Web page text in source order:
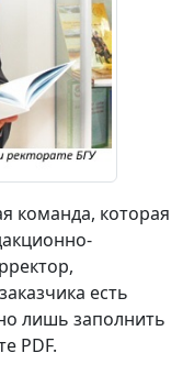
команда, которая
есть
лишь заполнить
PDF.